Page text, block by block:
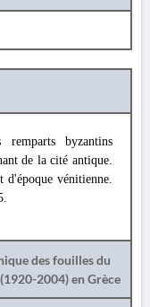
byzantins
de la cité antique.
d'époque vénitienne.
des fouilles du
2004) en Grèce